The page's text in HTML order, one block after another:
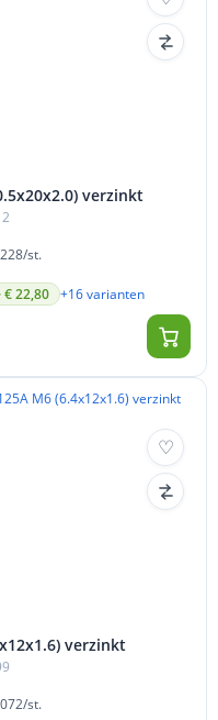
verzinkt
st.
€ 22,80 +16 varianten
verzinkt
st.